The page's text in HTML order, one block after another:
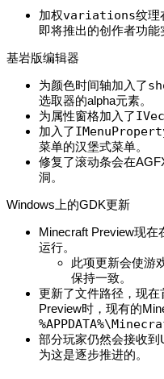
加权variations纹理
即将推出的创作者功能
基岩版编辑器
为颜色时间轴加入了
选取器的alpha元素。
为属性窗格加入了
加入了
菜单的汉堡式菜单。
修复了滚动条会在
洞。
Windows上的GDK更新
Minecraft Preview现在
运行。
此项更新会使游
保持一致。
更新了文件路径，现
Preview时，现有的
部分玩家仍然会接收
为这是逐步推进的。